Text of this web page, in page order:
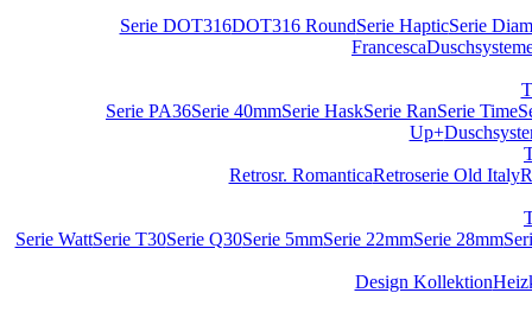
Serie DOT316DOT316 RoundSerie HapticSerie
Francesca
Serie PA36Serie 40mmSerie HaskSerie RanSerie Time
Up+
Retrosr. RomanticaRetroserie Old Italy
Serie WattSerie T30Serie Q30Serie 5mmSerie 22mmSerie 28mm
Design Kollektion